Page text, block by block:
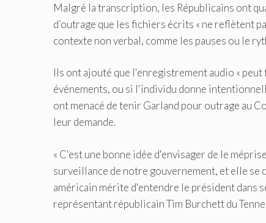
Malgré la transcription, les Républicains ont
d’outrage que les fichiers écrits « ne reflètent
contexte non verbal, comme les pauses ou le
Ils ont ajouté que l'enregistrement audio «
événements, ou si l'individu donne
ont menacé de tenir Garland pour outrage au
leur demande.
« C'est une bonne idée d'envisager de le
surveillance de notre gouvernement, et elle se
américain mérite d'entendre le président dans
représentant républicain Tim Burchett du